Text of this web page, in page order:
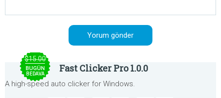
$15.00
BUGÜN
BEDAVA Fast Clicker Pro 1.0.0
A high-speed auto clicker for Windows.